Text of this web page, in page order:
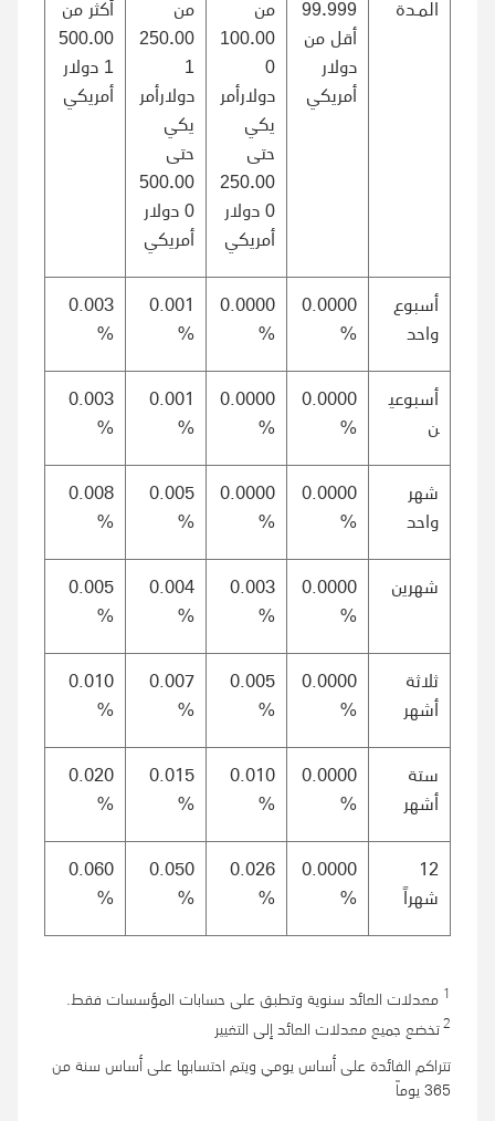
المـدة
99.999
أقل من
دولار
أمريكي
من
100.00
0
دولارأمر
يكي
حتى
250.00
0دولار
أمريكي
من
250.00
1
دولارأمر
يكي
حتى
500.00
0دولار
أمريكي
أكثر من
500.00
1 دولار
أمريكي
أسبوع
واحد
0.0000
%
0.0000
%
0.001
%
0.003
%
أسبوعي
ن
0.0000
%
0.0000
%
0.001
%
0.003
%
شهر
واحد
0.0000
%
0.0000
%
0.005
%
0.008
%
شهرين
0.0000
%
0.003
%
0.004
%
0.005
%
ثلاثة
أشهر
0.0000
%
0.005
%
0.007
%
0.010
%
ستة
أشهر
0.0000
%
0.010
%
0.015
%
0.020
%
12
شهراً
0.0000
%
0.026
%
0.050
%
0.060
%
1 معدلات العائد سنوية وتطبق على حسابات المؤسسات فقط.
2تخضع جميع معدلات العائد إلى التغيير
تتراكم الفائدة على أساس يومي ويتم احتسابها على أساس سنة من
365 يوماً